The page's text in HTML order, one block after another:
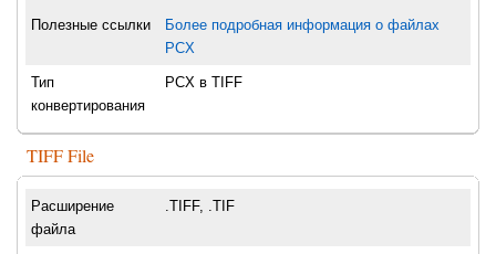
Полезные ссылки
Более подробная информация о файлах
PCX
Тип
конвертирования
PCX в TIFF
TIFF File
Расширение
файла
.TIFF, .TIF